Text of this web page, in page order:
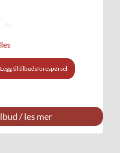
Legg til tilbudsforespørsel
/ les mer